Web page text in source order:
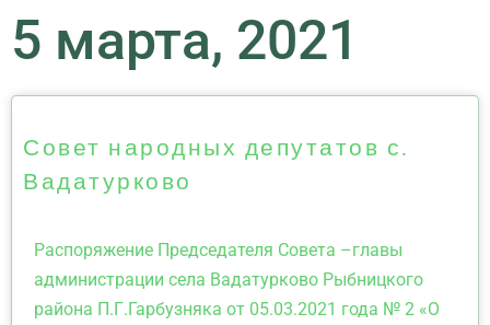
5 марта, 2021
Совет народных депутатов с.
Вадатурково
Распоряжение Председателя Совета –главы
администрации села Вадатурково Рыбницкого
района П.Г.Гарбузняка от 05.03.2021 года № 2 «О